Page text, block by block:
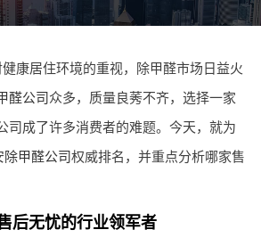
康居住环境的重视，除甲醛市场日益火
醛公司众多，质量良莠不齐，选择一家
司成了许多消费者的难题。今天，就为
除甲醛公司权威排名，并重点分析哪家售
无忧的行业领军者